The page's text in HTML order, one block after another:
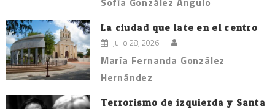
La ciudad que late en el centro
julio 28, 2026
María Fernanda González
Hernández
Terrorismo de izquierda y Santa